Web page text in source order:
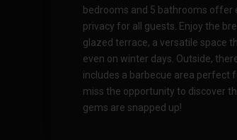
bedrooms and 5 bathrooms offer
privacy for all guests. Enjoy the
glazed terrace, a versatile space
even on winter days. Outside,
includes a barbecue area perfect
miss the opportunity to discover
gems are snapped up!